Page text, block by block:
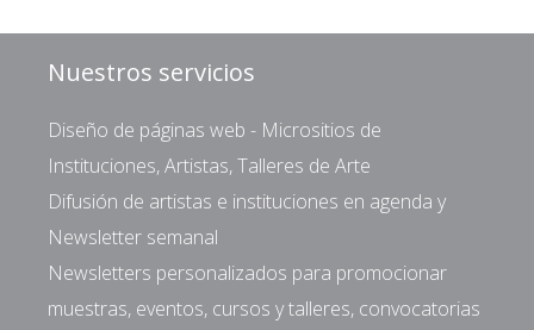
Nuestros servicios
Diseño de páginas web - Micrositios de
Instituciones, Artistas, Talleres de Arte
Difusión de artistas e instituciones en agenda y
Newsletter semanal
Newsletters personalizados para promocionar
muestras, eventos, cursos y talleres, convocatorias